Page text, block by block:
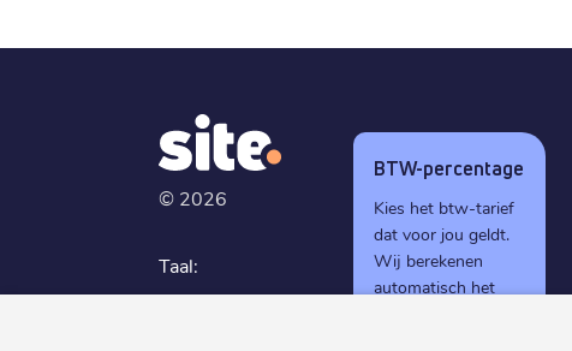
© 2026
Taal:
Nederlands
BTW-percentage
Kies het btw-tarief
dat voor jou geldt.
Wij berekenen
automatisch het